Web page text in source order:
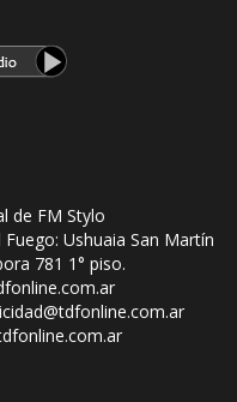
de FM Stylo
Ushuaia San Martín
781 1° piso.